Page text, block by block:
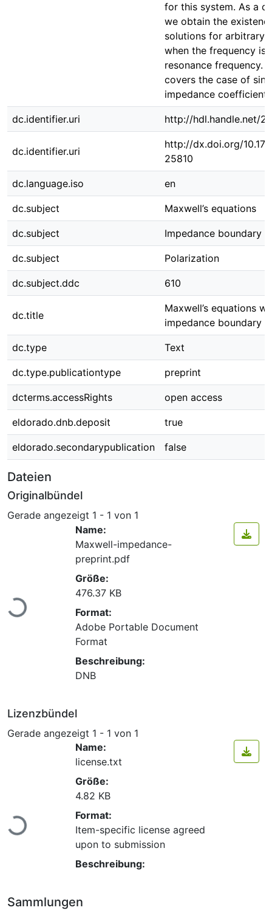
for this system. As a
we obtain the
solutions for arbitrary
when the frequency is
resonance frequency.
covers the case of
impedance coefficients
dc.identifier.uri http://hdl.handle.net/
dc.identifier.uri
http://dx.doi.org/
25810
dc.language.iso en
dc.subject Maxwell’s equations
dc.subject Impedance boundary
dc.subject Polarization
dc.subject.ddc 610
dc.title
Maxwell’s equations
impedance boundary
dc.type Text
dc.type.publicationtype preprint
dcterms.accessRights open access
eldorado.dnb.deposit true
eldorado.secondarypublication false
Dateien
Originalbündel
Gerade angezeigt 1 - 1 von 1
Lade...
Name:
Maxwell-impedance-
preprint.pdf
Größe:
476.37 KB
Format:
Adobe Portable Document
Format
Beschreibung:
DNB
Lizenzbündel
Gerade angezeigt 1 - 1 von 1
Lade...
Name:
license.txt
Größe:
4.82 KB
Format:
Item-specific license agreed
upon to submission
Beschreibung:
Sammlungen